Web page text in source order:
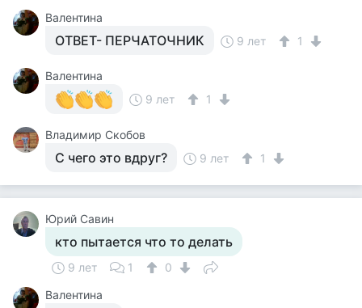
Валентина
ОТВЕТ- ПЕРЧАТОЧНИК 9 лет 1
Валентина
9 лет
1
Владимир Скобов
С чего это вдруг? 9 лет 1
Юрий Савин
кто пытается что то делать
9 лет 1
0
Валентина